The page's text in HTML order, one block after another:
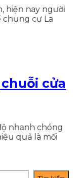
hiện nay người
cư La
cửa
nhanh chóng
quả là mối